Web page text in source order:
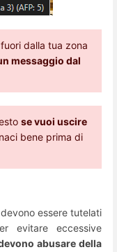
dalla tua zona
messaggio dal
se vuoi uscire
bene prima di
essere tutelati
evitare eccessive
abusare della